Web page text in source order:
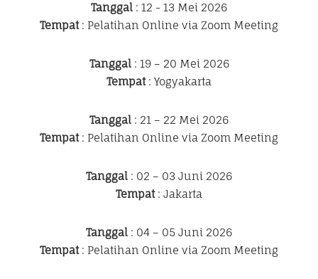
Tanggal : 12 - 13 Mei 2026
Tempat: Pelatihan Online via Zoom Meeting
Tanggal: 19 – 20 Mei 2026
Tempat: Yogyakarta
Tanggal : 21 – 22 Mei 2026
Tempat: Pelatihan Online via Zoom Meeting
Tanggal : 02 – 03 Juni 2026
Tempat: Jakarta
Tanggal : 04 – 05 Juni 2026
Tempat: Pelatihan Online via Zoom Meeting